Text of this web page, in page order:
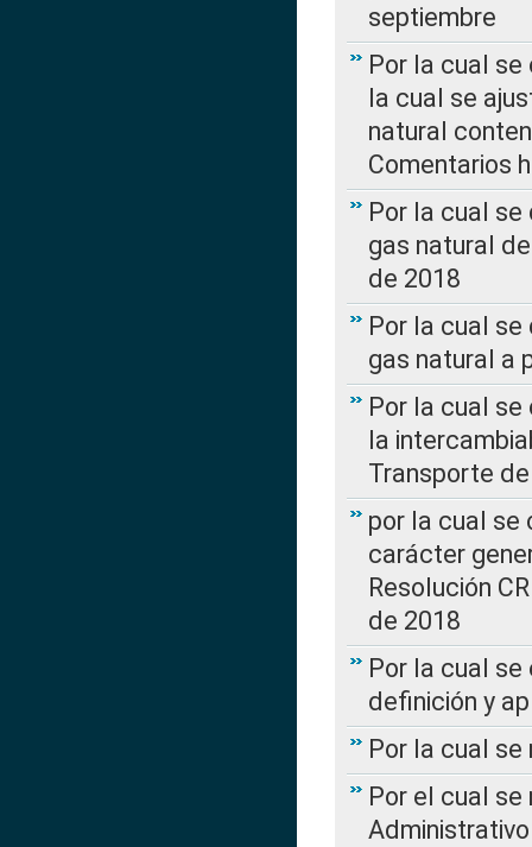
septiembre
Por la cual se
la cual se
natural
Comentarios
Por la cual
gas natural
de 2018
Por la cual
gas natural a
Por la cual
la
Transporte
por la cual se
carácter
Resolución
de 2018
Por la cual
definición y
Por la cual
Por el cual